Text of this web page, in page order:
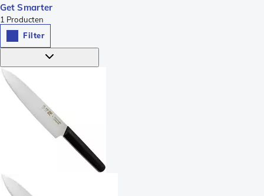
Get Smarter
1 Producten
Filter